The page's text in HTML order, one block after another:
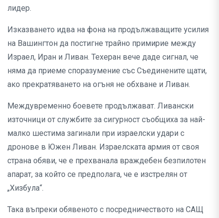
лидер.
Изказването идва на фона на продължаващите усилия
на Вашингтон да постигне трайно примирие между
Израел, Иран и Ливан. Техеран вече даде сигнал, че
няма да приеме споразумение със Съединените щати,
ако прекратяването на огъня не обхване и Ливан.
Междувременно боевете продължават. Ливански
източници от службите за сигурност съобщиха за най-
малко шестима загинали при израелски удари с
дронове в Южен Ливан. Израелската армия от своя
страна обяви, че е прехванала враждебен безпилотен
апарат, за който се предполага, че е изстрелян от
„Хизбула“.
Така въпреки обявеното с посредничеството на САЩ